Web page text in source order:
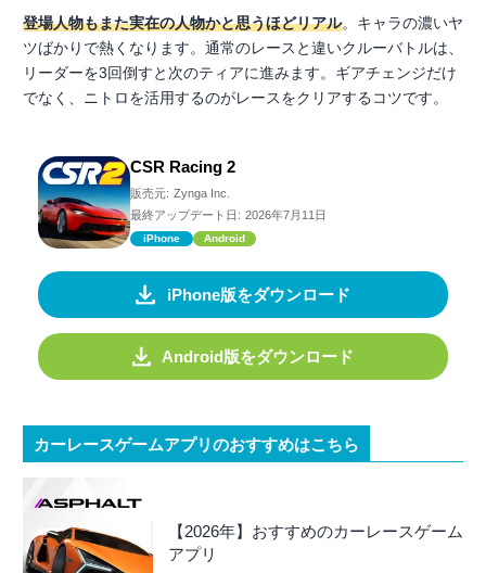
登場人物もまた実在の人物かと思うほどリアル。キャラの濃いヤ
ツばかりで熱くなります。通常のレースと違いクルーバトルは、
リーダーを3回倒すと次のティアに進みます。ギアチェンジだけ
でなく、ニトロを活用するのがレースをクリアするコツです。
CSR Racing 2
販売元: Zynga Inc.
最終アップデート日: 2026年7月11日
iPhone Android
iPhone版をダウンロード
Android版をダウンロード
カーレースゲームアプリのおすすめはこちら
【2026年】おすすめのカーレースゲーム
アプリ